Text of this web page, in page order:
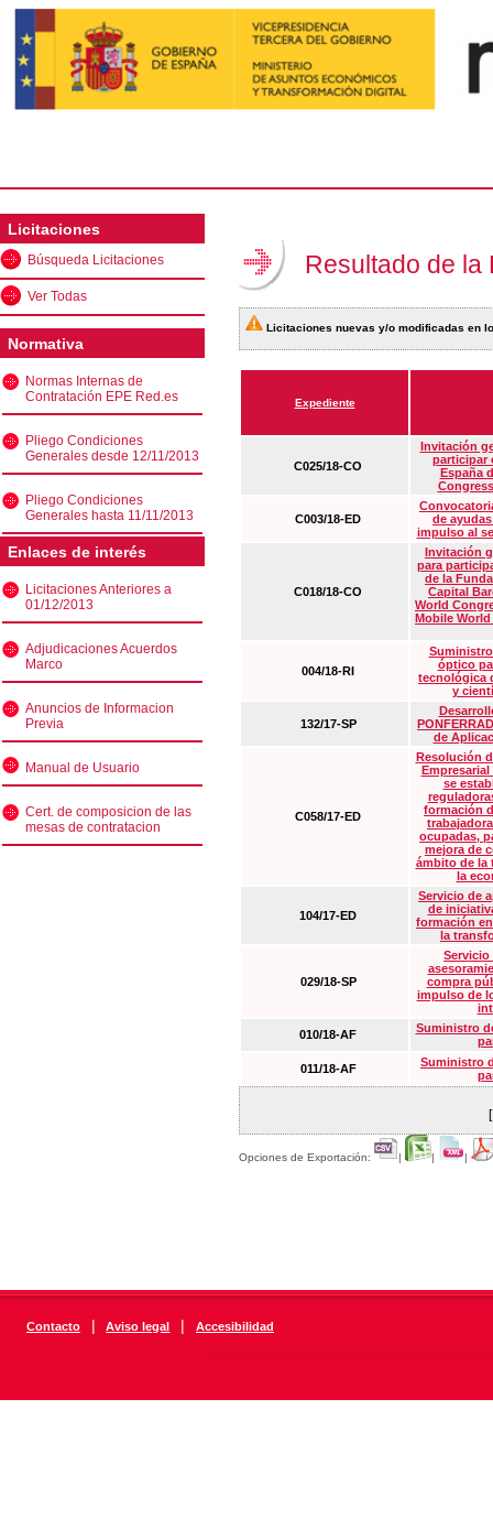
Licitaciones
Búsqueda Licitaciones
Ver Todas
Normativa
Normas Internas de
Contratación EPE Red.es
Pliego Condiciones
Generales desde 12/11/2013
Pliego Condiciones
Generales hasta 11/11/2013
Enlaces de interés
Licitaciones Anteriores a
01/12/2013
Adjudicaciones Acuerdos
Marco
Anuncios de Informacion
Previa
Manual de Usuario
Cert. de composicion de las
mesas de contratacion
Resultado de la
Licitaciones nuevas y/o modificadas en
Expediente
C025/18-CO
Invitación
participar
España
C003/18-ED
de
impulso al
C018/18-CO
Invitación
para
de la
Capital
World
Mobile
004/18-RI
óptico
tecnológica
y
132/17-SP
de
C058/17-ED
Resolución
Empresarial
se
formación
ocupadas,
mejora de
ámbito de la
la
104/17-ED
Servicio de
de
formación
la
029/18-SP
Servicio
compra
impulso de
010/18-AF
Suministro
011/18-AF
Suministro
Opciones de Exportación: | | |
Contacto | Aviso legal | Accesibilidad